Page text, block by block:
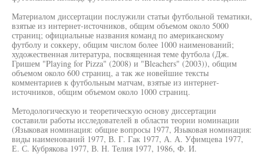
Материалом диссертации послужили статьи футбольной тематики,
взятые из интернет-источников, общим объемом около 5000
страниц; официальные названия команд по американскому
футболу и соккеру, общим числом более 1000 наименований;
художественная литература, посвященная теме футбола (Дж.
Гришем "Playing for Pizza" (2008) и "Bleachers" (2003)), общим
объемом около 600 страниц, а так же новейшие тексты
комментариев к футбольным матчам, взятые из интернет-
источников, общим объемом около 1000 страниц.
Методологическую и теоретическую основу диссертации
составили работы исследователей в области теории номинации
(Языковая номинация: общие вопросы 1977, Языковая номинация:
виды наименований 1977, В. Г. Гак 1977, А. А. Уфимцева 1977,
Е. С. Кубрякова 1977, В. Н. Телия 1977, 1986, Ф. И.